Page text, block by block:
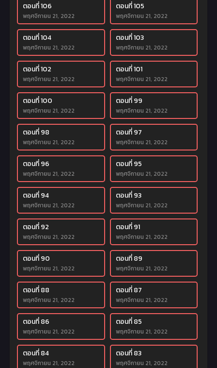
ตอนที่ 106
พฤศจิกายน 21, 2022
ตอนที่ 105
พฤศจิกายน 21, 2022
ตอนที่ 104
พฤศจิกายน 21, 2022
ตอนที่ 103
พฤศจิกายน 21, 2022
ตอนที่ 102
พฤศจิกายน 21, 2022
ตอนที่ 101
พฤศจิกายน 21, 2022
ตอนที่ 100
พฤศจิกายน 21, 2022
ตอนที่ 99
พฤศจิกายน 21, 2022
ตอนที่ 98
พฤศจิกายน 21, 2022
ตอนที่ 97
พฤศจิกายน 21, 2022
ตอนที่ 96
พฤศจิกายน 21, 2022
ตอนที่ 95
พฤศจิกายน 21, 2022
ตอนที่ 94
พฤศจิกายน 21, 2022
ตอนที่ 93
พฤศจิกายน 21, 2022
ตอนที่ 92
พฤศจิกายน 21, 2022
ตอนที่ 91
พฤศจิกายน 21, 2022
ตอนที่ 90
พฤศจิกายน 21, 2022
ตอนที่ 89
พฤศจิกายน 21, 2022
ตอนที่ 88
พฤศจิกายน 21, 2022
ตอนที่ 87
พฤศจิกายน 21, 2022
ตอนที่ 86
พฤศจิกายน 21, 2022
ตอนที่ 85
พฤศจิกายน 21, 2022
ตอนที่ 84
พฤศจิกายน 21, 2022
ตอนที่ 83
พฤศจิกายน 21, 2022